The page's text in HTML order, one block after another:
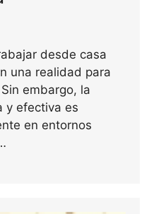
desde casa
una realidad para
embargo, la
y efectiva es
en entornos